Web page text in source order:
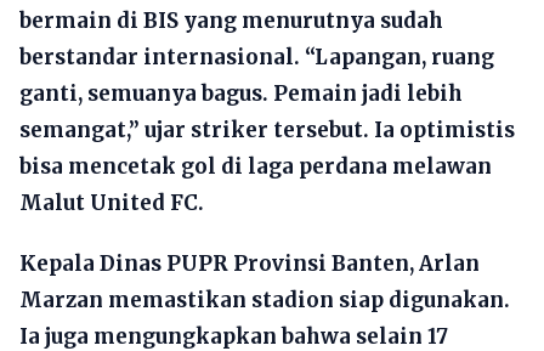
bermain di BIS yang menurutnya sudah
berstandar internasional. “Lapangan, ruang
ganti, semuanya bagus. Pemain jadi lebih
semangat,” ujar striker tersebut. Ia optimistis
bisa mencetak gol di laga perdana melawan
Malut United FC.
Kepala Dinas PUPR Provinsi Banten, Arlan
Marzan memastikan stadion siap digunakan.
Ia juga mengungkapkan bahwa selain 17